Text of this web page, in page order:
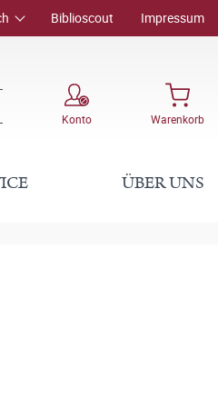
Biblioscout Impressum
Konto Warenkorb
ÜBER UNS